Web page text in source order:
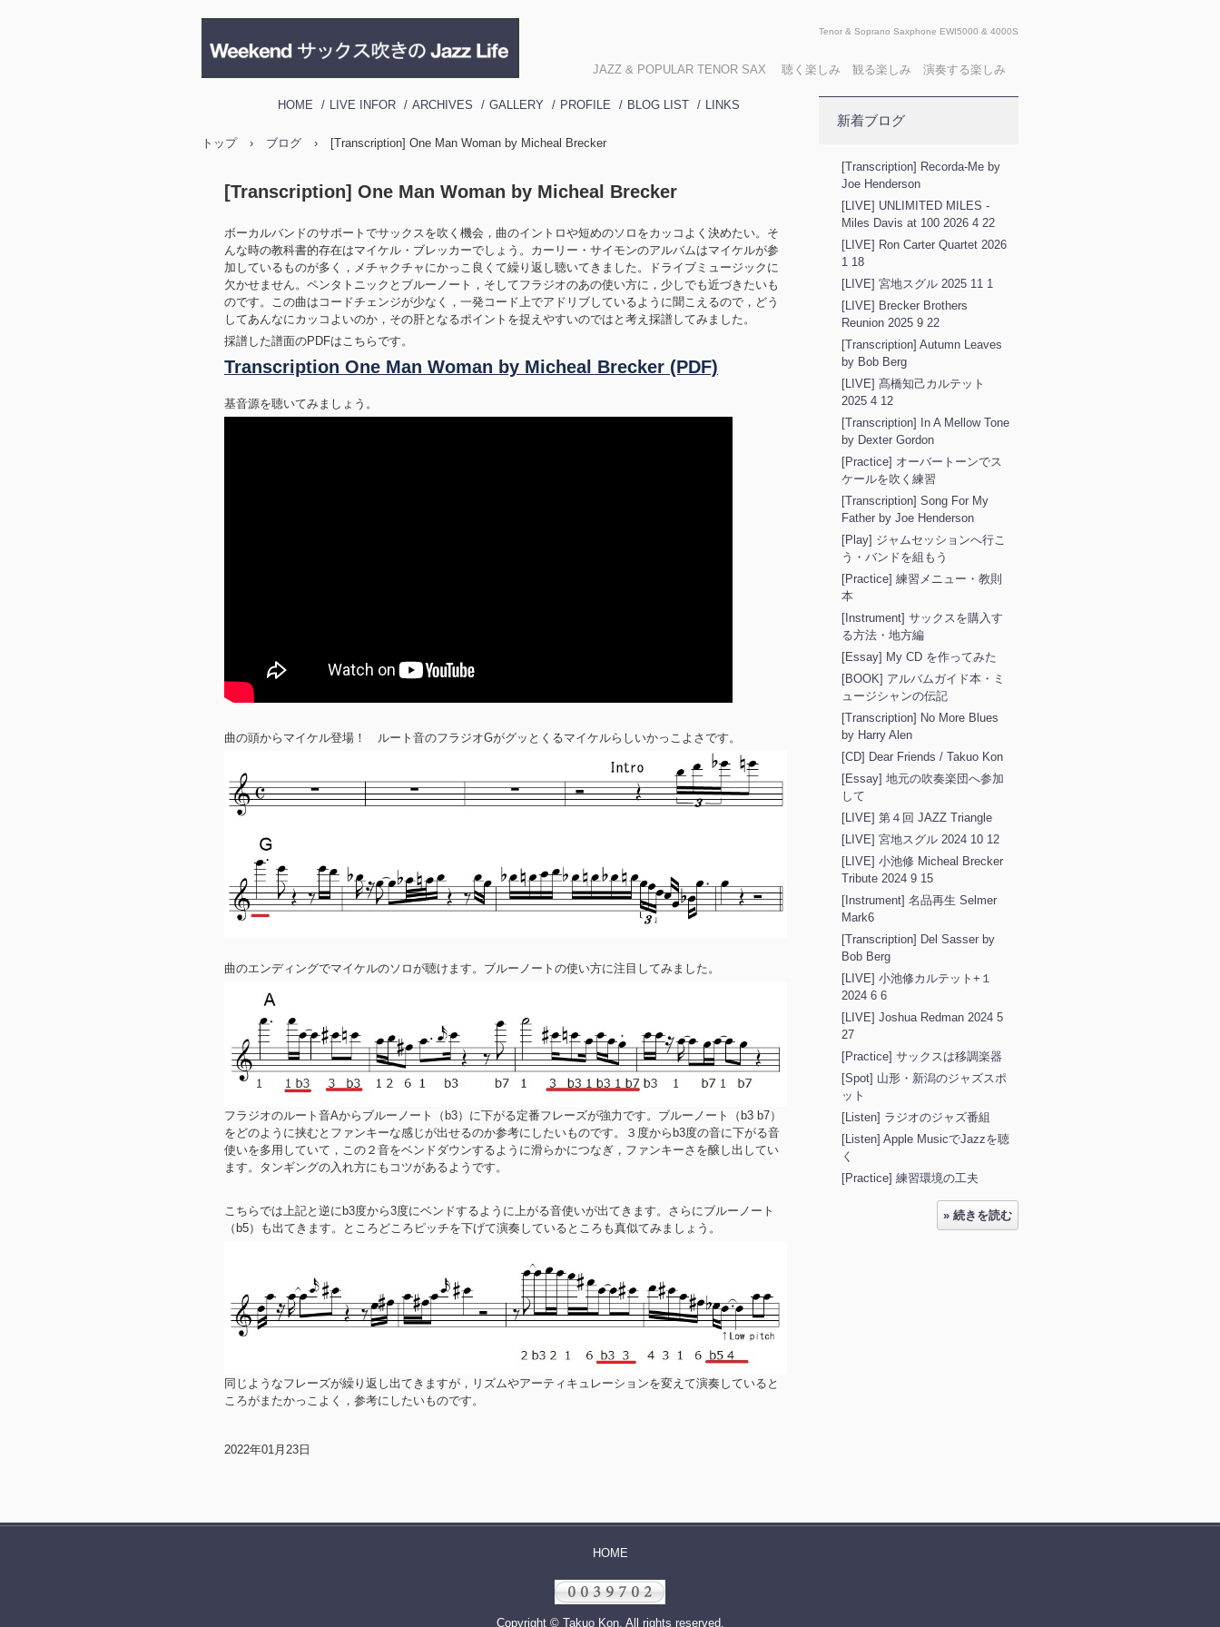
Tenor & Soprano Saxphone EWI5000 & 4000S
JAZZ & POPULAR TENOR SAX 聴く楽しみ 観る楽しみ 演奏する楽しみ
HOME LIVE INFOR ARCHIVES GALLERY PROFILE BLOG LIST LINKS
トップ › ブログ › [Transcription] One Man Woman by Micheal Brecker
[Transcription] One Man Woman by Micheal Brecker
ボーカルバンドのサポートでサックスを吹く機会，曲のイントロや短めのソロをカッコよく決めたい。そ
んな時の教科書的存在はマイケル・ブレッカーでしょう。カーリー・サイモンのアルバムはマイケルが参
加しているものが多く，メチャクチャにかっこ良くて繰り返し聴いてきました。ドライブミュージックに
欠かせません。ペンタトニックとブルーノート，そしてフラジオのあの使い方に，少しでも近づきたいも
のです。この曲はコードチェンジが少なく，一発コード上でアドリブしているように聞こえるので，どう
してあんなにカッコよいのか，その肝となるポイントを捉えやすいのではと考え採譜してみました。
採譜した譜面のPDFはこちらです。
Transcription One Man Woman by Micheal Brecker (PDF)
基音源を聴いてみましょう。
曲の頭からマイケル登場！ ルート音のフラジオGがグッとくるマイケルらしいかっこよさです。
曲のエンディングでマイケルのソロが聴けます。ブルーノートの使い方に注目してみました。
フラジオのルート音Aからブルーノート（b3）に下がる定番フレーズが強力です。ブルーノート（b3 b7）
をどのように挟むとファンキーな感じが出せるのか参考にしたいものです。３度からb3度の音に下がる音
使いを多用していて，この２音をベンドダウンするように滑らかにつなぎ，ファンキーさを醸し出してい
ます。タンギングの入れ方にもコツがあるようです。
こちらでは上記と逆にb3度から3度にベンドするように上がる音使いが出てきます。さらにブルーノート
（b5）も出てきます。ところどころピッチを下げて演奏しているところも真似てみましょう。
同じようなフレーズが繰り返し出てきますが，リズムやアーティキュレーションを変えて演奏していると
ころがまたかっこよく，参考にしたいものです。
2022年01月23日
新着ブログ
[Transcription] Recorda-Me by
Joe Henderson
[LIVE] UNLIMITED MILES -
Miles Davis at 100 2026 4 22
[LIVE] Ron Carter Quartet 2026
1 18
[LIVE] 宮地スグル 2025 11 1
[LIVE] Brecker Brothers
Reunion 2025 9 22
[Transcription] Autumn Leaves
by Bob Berg
[LIVE] 髙橋知己カルテット
2025 4 12
[Transcription] In A Mellow Tone
by Dexter Gordon
[Practice] オーバートーンでス
ケールを吹く練習
[Transcription] Song For My
Father by Joe Henderson
[Play] ジャムセッションへ行こ
う・バンドを組もう
[Practice] 練習メニュー・教則
本
[Instrument] サックスを購入す
る方法・地方編
[Essay] My CD を作ってみた
[BOOK] アルバムガイド本・ミ
ュージシャンの伝記
[Transcription] No More Blues
by Harry Alen
[CD] Dear Friends / Takuo Kon
[Essay] 地元の吹奏楽団へ参加
して
[LIVE] 第４回 JAZZ Triangle
[LIVE] 宮地スグル 2024 10 12
[LIVE] 小池修 Micheal Brecker
Tribute 2024 9 15
[Instrument] 名品再生 Selmer
Mark6
[Transcription] Del Sasser by
Bob Berg
[LIVE] 小池修カルテット+１
2024 6 6
[LIVE] Joshua Redman 2024 5
27
[Practice] サックスは移調楽器
[Spot] 山形・新潟のジャズスポ
ット
[Listen] ラジオのジャズ番組
[Listen] Apple MusicでJazzを聴
く
[Practice] 練習環境の工夫
» 続きを読む
HOME
Copyright © Takuo Kon, All rights reserved.